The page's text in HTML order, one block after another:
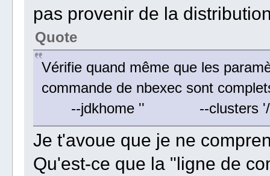
pas provenir de la
Quote
Vérifie quand même que les
commande de nbexec sont
--jdkhome '' --clusters '/
Je t'avoue que je ne
Qu'est-ce que la "ligne de